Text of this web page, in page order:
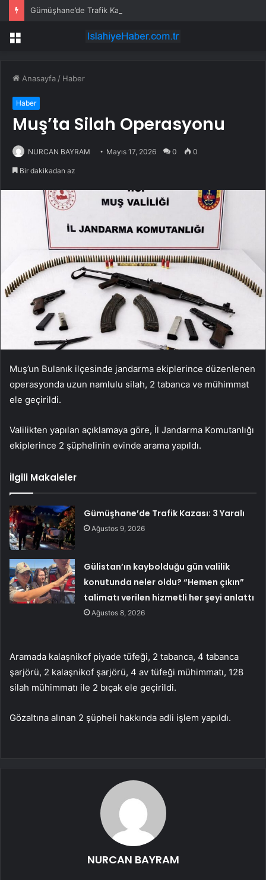
Gümüşhane’de Trafik Kazası: 3 Yaralı
Menü
Anasayfa / Haber
Haber
Muş’ta Silah Operasyonu
NURCAN BAYRAM Mayıs 17, 2026 0 0
Bir dakikadan az
Muş’un Bulanık ilçesinde jandarma ekiplerince düzenlenen
operasyonda uzun namlulu silah, 2 tabanca ve mühimmat
ele geçirildi.
Valilikten yapılan açıklamaya göre, İl Jandarma Komutanlığı
ekiplerince 2 şüphelinin evinde arama yapıldı.
İlgili Makaleler
Gümüşhane’de Trafik Kazası: 3 Yaralı
Ağustos 9, 2026
Gülistan’ın kaybolduğu gün valilik
konutunda neler oldu? “Hemen çıkın”
talimatı verilen hizmetli her şeyi anlattı
Ağustos 8, 2026
Aramada kalaşnikof piyade tüfeği, 2 tabanca, 4 tabanca
şarjörü, 2 kalaşnikof şarjörü, 4 av tüfeği mühimmatı, 128
silah mühimmatı ile 2 bıçak ele geçirildi.
Gözaltına alınan 2 şüpheli hakkında adli işlem yapıldı.
NURCAN BAYRAM